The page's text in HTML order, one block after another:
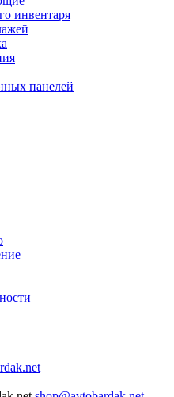
инвентаря
панелей